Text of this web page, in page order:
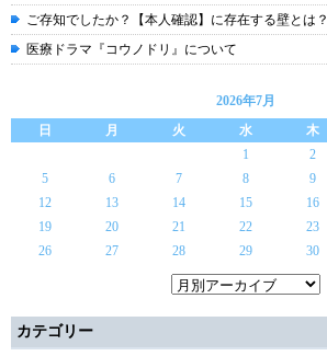
ご存知でしたか？【本人確認】に存在する壁とは？
医療ドラマ『コウノドリ』について
2026年7月
日
月 火 水 木
1
2
5
6 7 8 9
12
13 14 15 16
19
20 21 22 23
26
27 28 29 30
カテゴリー